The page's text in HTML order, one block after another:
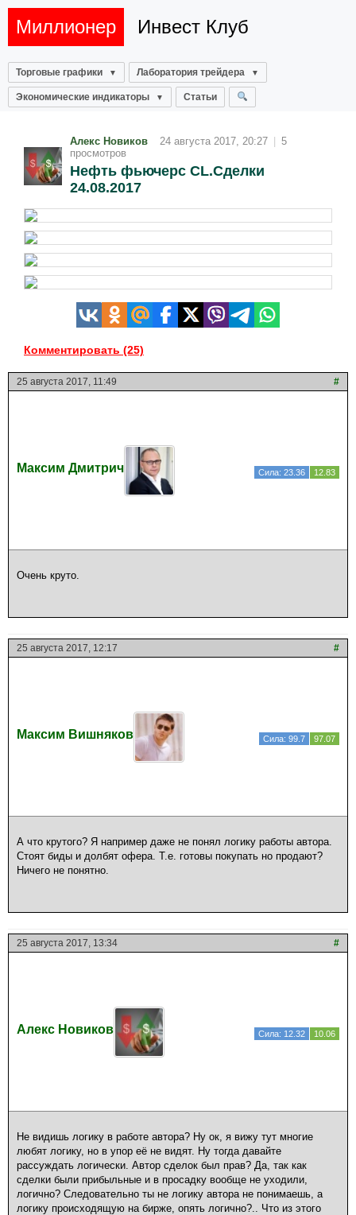
Миллионер Инвест Клуб
Торговые графики Лаборатория трейдера
Экономические индикаторы Статьи
Алекс Новиков 24 августа 2017, 20:27
5
просмотров
Нефть фьючерс CL.Сделки
24.08.2017
Комментировать (25)
25 августа 2017, 11:49 #
Максим Дмитрич Сила: 23.36 12.83
Очень круто.
25 августа 2017, 12:17 #
Максим Вишняков Сила: 99.7 97.07
А что крутого? Я например даже не понял логику работы автора.
Стоят биды и долбят офера. Т.е. готовы покупать но продают?
Ничего не понятно.
25 августа 2017, 13:34 #
Алекс Новиков Сила: 12.32 10.06
Не видишь логику в работе автора? Ну ок, я вижу тут многие
любят логику, но в упор её не видят. Ну тогда давайте
рассуждать логически. Автор сделок был прав? Да, так как
сделки были прибыльные и в просадку вообще не уходили,
логично? Следовательно ты не логику автора не понимаешь, а
логику происходящую на бирже, опять логично?.. Что из этого